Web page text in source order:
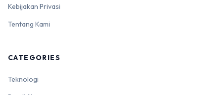
Kebijakan Privasi
Tentang Kami
CATEGORIES
Teknologi